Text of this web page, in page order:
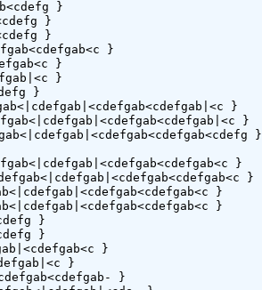
}
}
}
}
}
}
}
}
}
}
}
}
}
}
}
}
}
}
}